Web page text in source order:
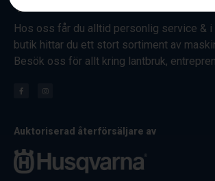
Hos oss får du alltid personlig service & i
butik hittar du ett stort sortiment av
Besök oss för allt kring lantbruk,
Auktoriserad återförsäljare av